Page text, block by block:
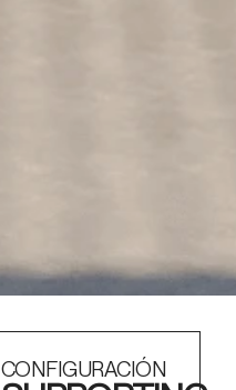
CONFIGURACIÓN